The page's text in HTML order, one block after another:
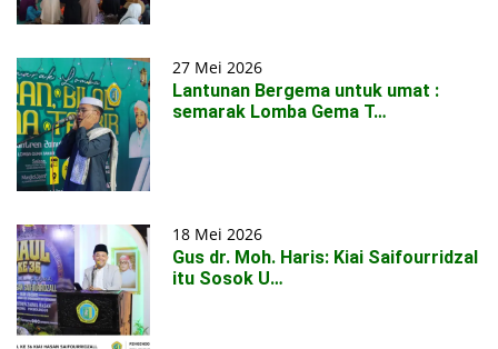
27 Mei 2026
Lantunan Bergema untuk umat :
semarak Lomba Gema T…
18 Mei 2026
Gus dr. Moh. Haris: Kiai Saifourridzal
itu Sosok U…